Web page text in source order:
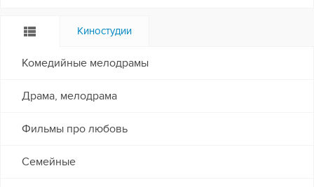
Киностудии
Комедийные мелодрамы
Драма, мелодрама
Фильмы про любовь
Семейные